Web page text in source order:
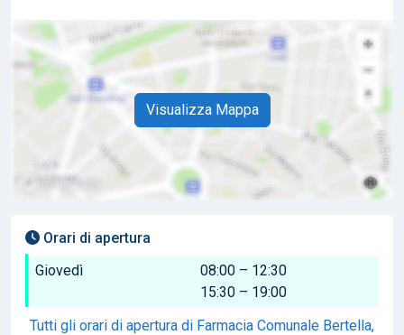
Visualizza Mappa
Orari di apertura
Giovedì
08:00 – 12:30
15:30 – 19:00
Tutti gli orari di apertura di Farmacia Comunale Bertella,